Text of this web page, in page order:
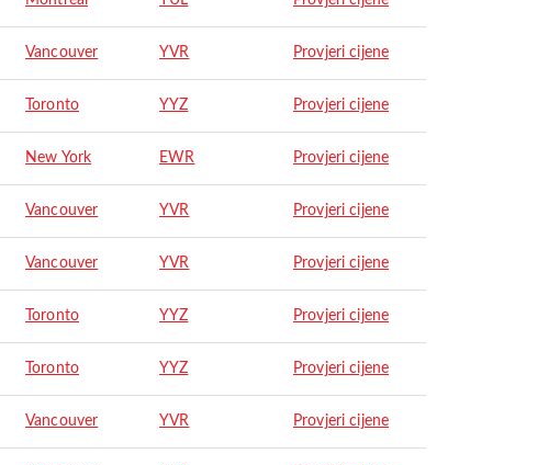
Vancouver YVR Provjeri cijene
Toronto YYZ Provjeri cijene
New York EWR Provjeri cijene
Vancouver YVR Provjeri cijene
Vancouver YVR Provjeri cijene
Toronto YYZ Provjeri cijene
Toronto YYZ Provjeri cijene
Vancouver YVR Provjeri cijene